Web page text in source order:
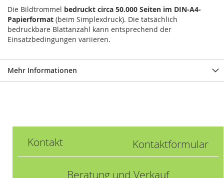
Die Bildtrommel bedruckt circa 50.000 Seiten im DIN-A4-
Papierformat (beim Simplexdruck). Die tatsächlich
bedruckbare Blattanzahl kann entsprechend der
Einsatzbedingungen variieren.
Mehr Informationen
Kontakt Kontaktformular
Beratung und Verkauf